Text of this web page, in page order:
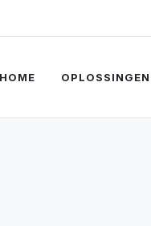
HOME OPLOSSINGEN